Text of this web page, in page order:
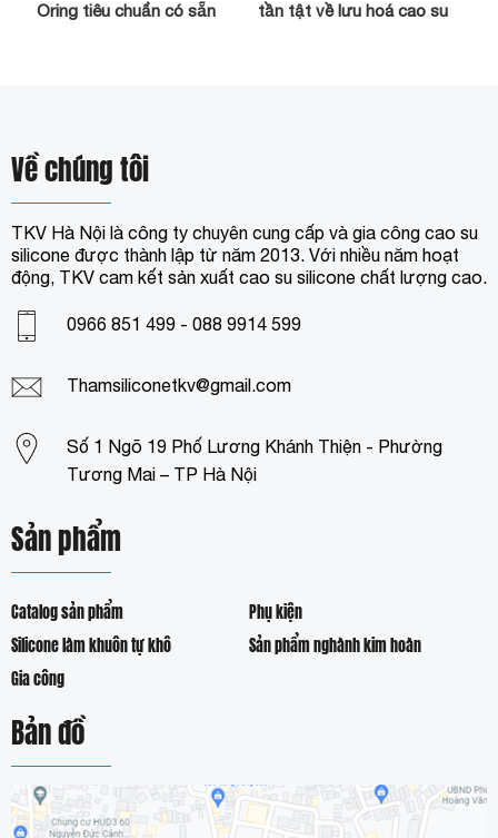
Oring tiêu chuẩn có sẵn
tần tật về lưu hoá cao su
Về chúng tôi
TKV Hà Nội là công ty chuyên cung cấp và gia công cao su
silicone được thành lập từ năm 2013. Với nhiều năm hoạt
động, TKV cam kết sản xuất cao su silicone chất lượng cao.
0966 851 499 - 088 9914 599
Thamsiliconetkv@gmail.com
Số 1 Ngõ 19 Phố Lương Khánh Thiện - Phường
Tương Mai – TP Hà Nội
Sản phẩm
Catalog sản phẩm
Phụ kiện
Silicone làm khuôn tự khô
Sản phẩm nghành kim hoàn
Gia công
Bản đồ